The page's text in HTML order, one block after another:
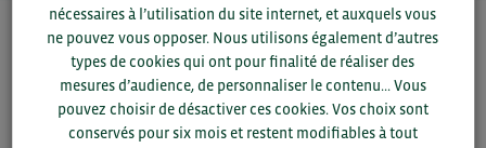
Pour voir les contacts, merci de renseigner votre
département et votre secteurou connectez-vous.
nécessaires à l’utilisation du site internet, et auxquels vous
ne pouvez vous opposer. Nous utilisons également d’autres
types de cookies qui ont pour finalité de réaliser des
mesures d’audience, de personnaliser le contenu... Vous
pouvez choisir de désactiver ces cookies. Vos choix sont
conservés pour six mois et restent modifiables à tout